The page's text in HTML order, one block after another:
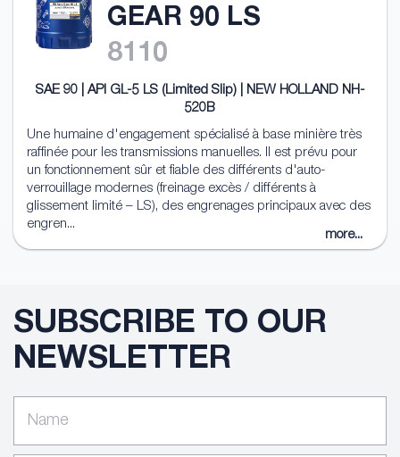
GEAR 90 LS
8110
SAE 90 | API GL-5 LS (Limited Slip) | NEW HOLLAND NH-
520B
Une humaine d'engagement spécialisé à base minière très
raffinée pour les transmissions manuelles. Il est prévu pour
un fonctionnement sûr et fiable des différents d'auto-
verrouillage modernes (freinage excès / différents à
glissement limité – LS), des engrenages principaux avec des
engren...
more...
SUBSCRIBE TO OUR
NEWSLETTER